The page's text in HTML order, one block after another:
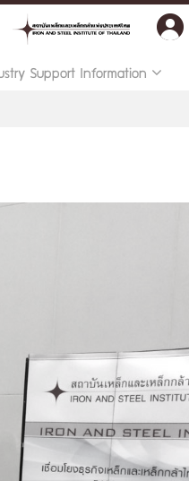
Support Information